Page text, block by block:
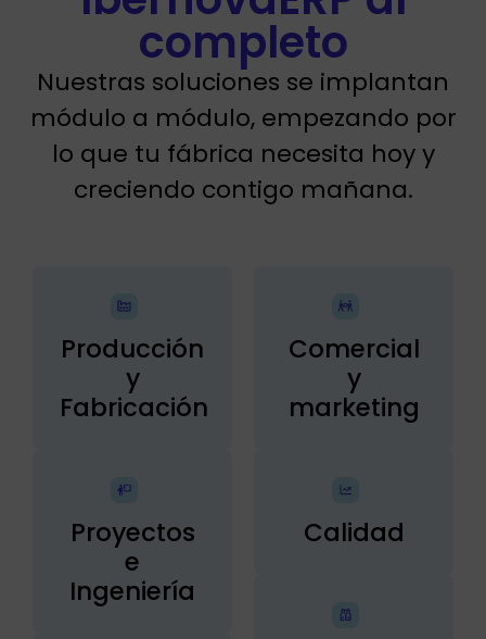
completo
Nuestras soluciones se implantan
módulo a módulo, empezando por
lo que tu fábrica necesita hoy y
creciendo contigo mañana.
Producción
y
Fabricación
Proyectos
e
Ingeniería
Comercial
y
marketing
Calidad